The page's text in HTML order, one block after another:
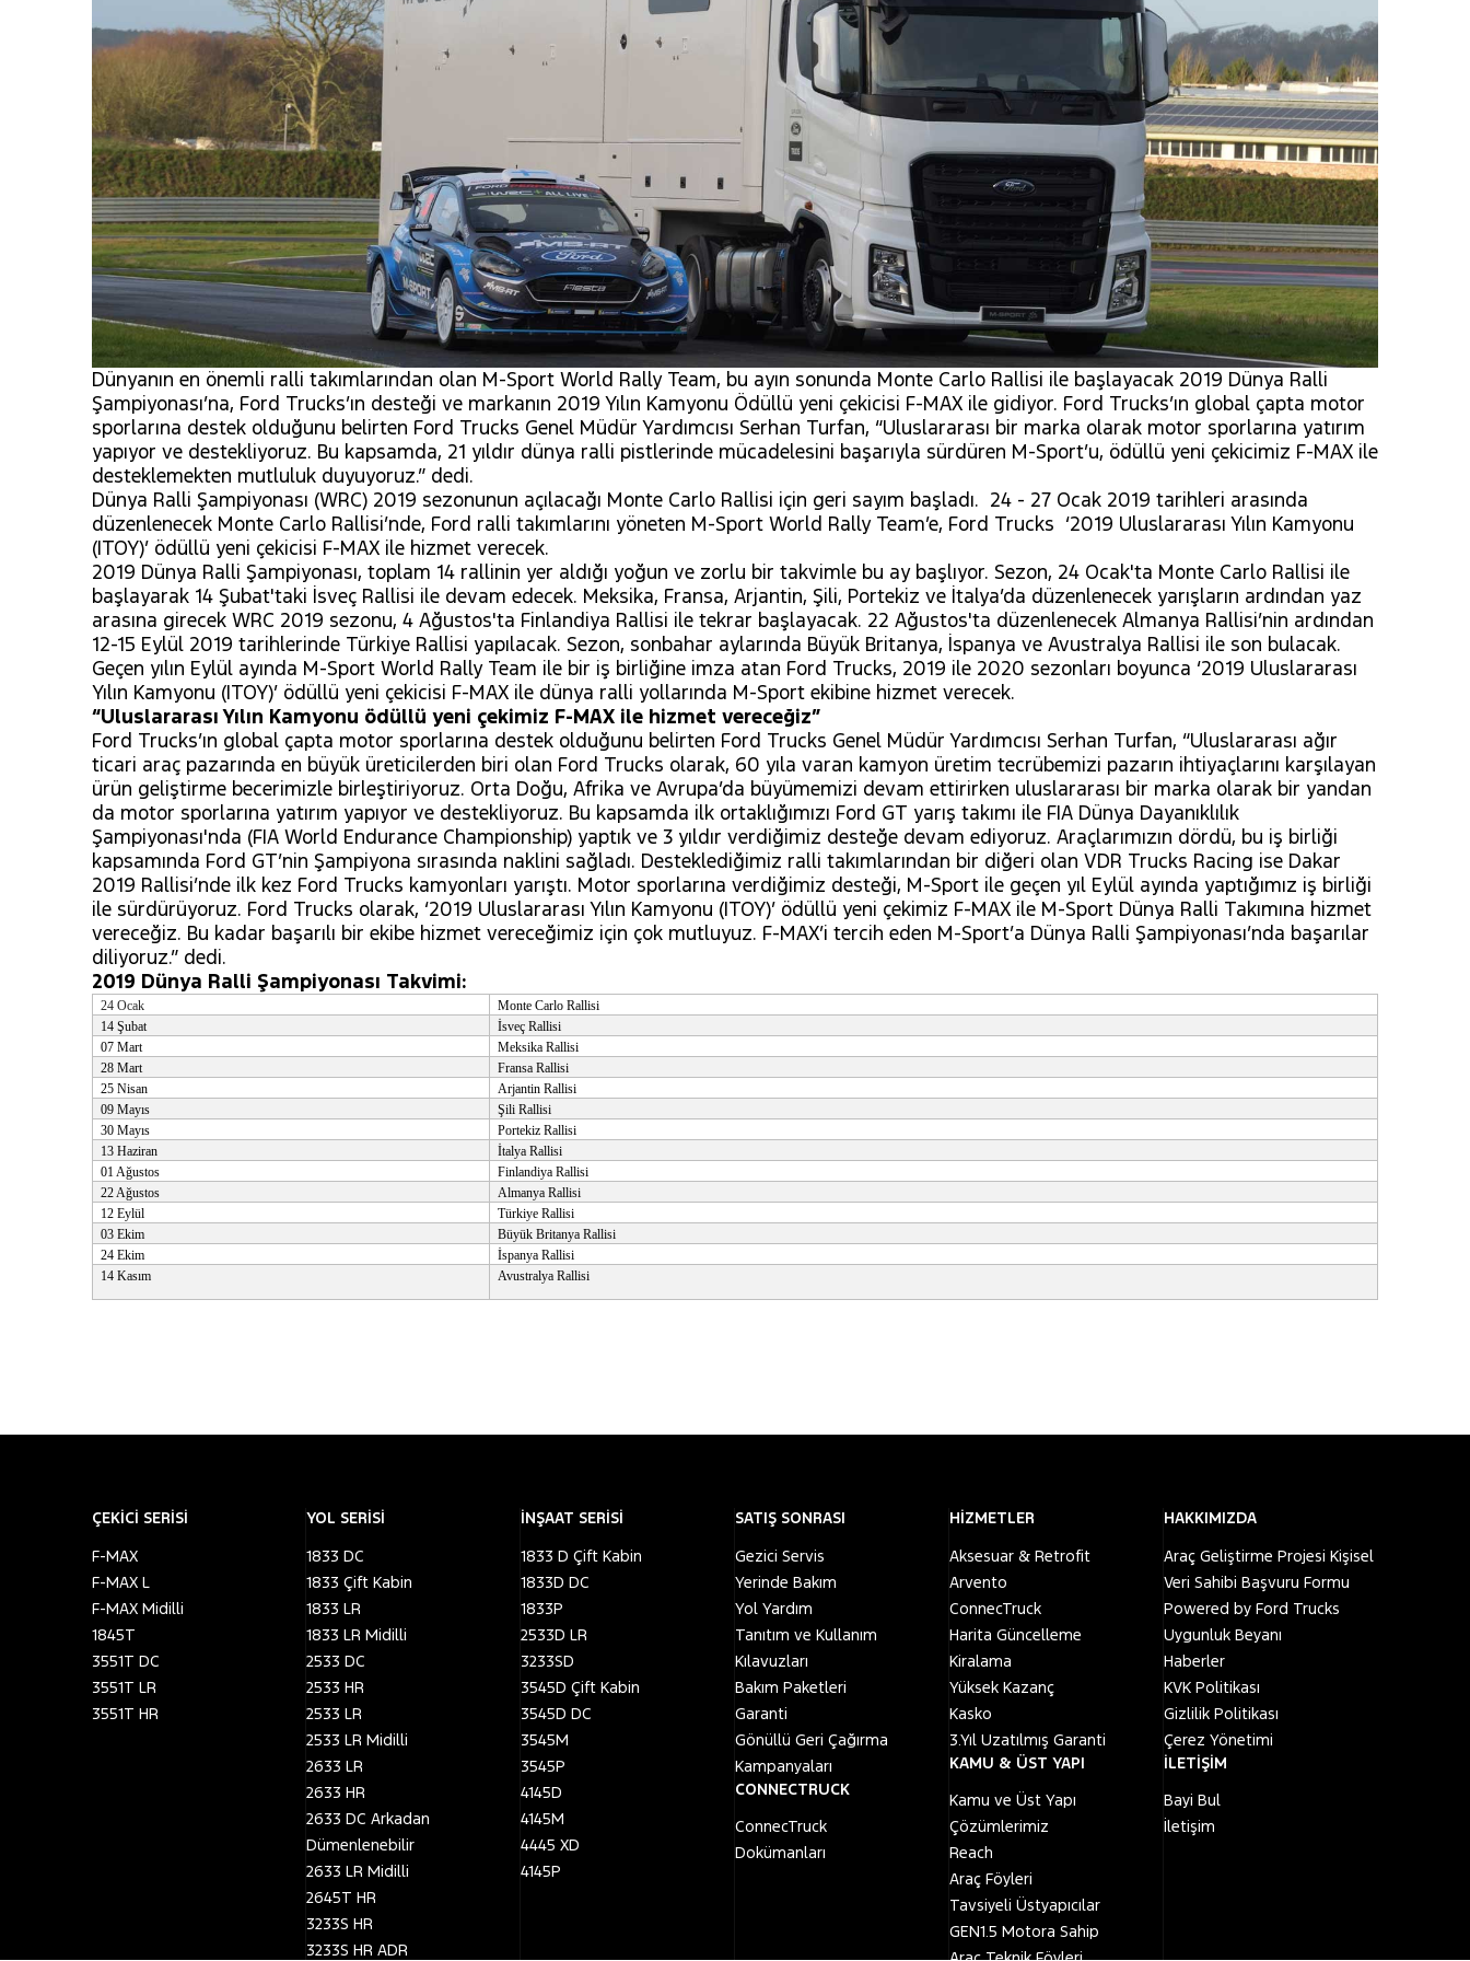
Dünyanın en önemli ralli takımlarından olan M-Sport World Rally Team, bu ayın sonunda Monte Carlo Rallisi ile başlayacak 2019 Dünya Ralli
Şampiyonası’na, Ford Trucks’ın desteği ve markanın 2019 Yılın Kamyonu Ödüllü yeni çekicisi F-MAX ile gidiyor. Ford Trucks’ın global çapta motor
sporlarına destek olduğunu belirten Ford Trucks Genel Müdür Yardımcısı Serhan Turfan, “Uluslararası bir marka olarak motor sporlarına yatırım
yapıyor ve destekliyoruz. Bu kapsamda, 21 yıldır dünya ralli pistlerinde mücadelesini başarıyla sürdüren M-Sport’u, ödüllü yeni çekicimiz F-MAX ile
desteklemekten mutluluk duyuyoruz.” dedi.
Dünya Ralli Şampiyonası (WRC) 2019 sezonunun açılacağı Monte Carlo Rallisi için geri sayım başladı. 24 - 27 Ocak 2019 tarihleri arasında
düzenlenecek Monte Carlo Rallisi’nde, Ford ralli takımlarını yöneten M-Sport World Rally Team’e, Ford Trucks ‘2019 Uluslararası Yılın Kamyonu
(ITOY)’ ödüllü yeni çekicisi F-MAX ile hizmet verecek.
2019 Dünya Ralli Şampiyonası, toplam 14 rallinin yer aldığı yoğun ve zorlu bir takvimle bu ay başlıyor. Sezon, 24 Ocak'ta Monte Carlo Rallisi ile
başlayarak 14 Şubat'taki İsveç Rallisi ile devam edecek. Meksika, Fransa, Arjantin, Şili, Portekiz ve İtalya’da düzenlenecek yarışların ardından yaz
arasına girecek WRC 2019 sezonu, 4 Ağustos'ta Finlandiya Rallisi ile tekrar başlayacak. 22 Ağustos'ta düzenlenecek Almanya Rallisi’nin ardından
12-15 Eylül 2019 tarihlerinde Türkiye Rallisi yapılacak. Sezon, sonbahar aylarında Büyük Britanya, İspanya ve Avustralya Rallisi ile son bulacak.
Geçen yılın Eylül ayında M-Sport World Rally Team ile bir iş birliğine imza atan Ford Trucks, 2019 ile 2020 sezonları boyunca ‘2019 Uluslararası
Yılın Kamyonu (ITOY)’ ödüllü yeni çekicisi F-MAX ile dünya ralli yollarında M-Sport ekibine hizmet verecek.
“Uluslararası Yılın Kamyonu ödüllü yeni çekimiz F-MAX ile hizmet vereceğiz”
Ford Trucks’ın global çapta motor sporlarına destek olduğunu belirten Ford Trucks Genel Müdür Yardımcısı Serhan Turfan, “Uluslararası ağır
ticari araç pazarında en büyük üreticilerden biri olan Ford Trucks olarak, 60 yıla varan kamyon üretim tecrübemizi pazarın ihtiyaçlarını karşılayan
ürün geliştirme becerimizle birleştiriyoruz. Orta Doğu, Afrika ve Avrupa’da büyümemizi devam ettirirken uluslararası bir marka olarak bir yandan
da motor sporlarına yatırım yapıyor ve destekliyoruz. Bu kapsamda ilk ortaklığımızı Ford GT yarış takımı ile FIA Dünya Dayanıklılık
Şampiyonası'nda (FIA World Endurance Championship) yaptık ve 3 yıldır verdiğimiz desteğe devam ediyoruz. Araçlarımızın dördü, bu iş birliği
kapsamında Ford GT’nin Şampiyona sırasında naklini sağladı. Desteklediğimiz ralli takımlarından bir diğeri olan VDR Trucks Racing ise Dakar
2019 Rallisi’nde ilk kez Ford Trucks kamyonları yarıştı. Motor sporlarına verdiğimiz desteği, M-Sport ile geçen yıl Eylül ayında yaptığımız iş birliği
ile sürdürüyoruz. Ford Trucks olarak, ‘2019 Uluslararası Yılın Kamyonu (ITOY)’ ödüllü yeni çekimiz F-MAX ile M-Sport Dünya Ralli Takımına hizmet
vereceğiz. Bu kadar başarılı bir ekibe hizmet vereceğimiz için çok mutluyuz. F-MAX’i tercih eden M-Sport’a Dünya Ralli Şampiyonası’nda başarılar
diliyoruz.” dedi.
2019 Dünya Ralli Şampiyonası Takvimi:
24 Ocak
Monte Carlo Rallisi
14 Şubat
İsveç Rallisi
07 Mart
Meksika Rallisi
28 Mart
Fransa Rallisi
25 Nisan
Arjantin Rallisi
09 Mayıs
Şili Rallisi
30 Mayıs
Portekiz Rallisi
13 Haziran
İtalya Rallisi
01 Ağustos
Finlandiya Rallisi
22 Ağustos
Almanya Rallisi
12 Eylül
Türkiye Rallisi
03 Ekim
Büyük Britanya Rallisi
24 Ekim
İspanya Rallisi
14 Kasım
Avustralya Rallisi
ÇEKİCİ SERİSİ
F-MAX
F-MAX L
F-MAX Midilli
1845T
3551T DC
3551T LR
3551T HR
YOL SERİSİ
1833 DC
1833 Çift Kabin
1833 LR
1833 LR Midilli
2533 DC
2533 HR
2533 LR
2533 LR Midilli
2633 LR
2633 HR
2633 DC Arkadan
Dümenlenebilir
2633 LR Midilli
2645T HR
3233S HR
3233S HR ADR
İNŞAAT SERİSİ
1833 D Çift Kabin
1833D DC
1833P
2533D LR
3233SD
3545D Çift Kabin
3545D DC
3545M
3545P
4145D
4145M
4445 XD
4145P
SATIŞ SONRASI
Gezici Servis
Yerinde Bakım
Yol Yardım
Tanıtım ve Kullanım
Kılavuzları
Bakım Paketleri
Garanti
Gönüllü Geri Çağırma
Kampanyaları
CONNECTRUCK
ConnecTruck
Dokümanları
HİZMETLER
Aksesuar & Retrofit
Arvento
ConnecTruck
Harita Güncelleme
Kiralama
Yüksek Kazanç
Kasko
3.Yıl Uzatılmış Garanti
KAMU & ÜST YAPI
Kamu ve Üst Yapı
Çözümlerimiz
Reach
Araç Föyleri
Tavsiyeli Üstyapıcılar
GEN1.5 Motora Sahip
HAKKIMIZDA
Araç Geliştirme Projesi Kişisel
Veri Sahibi Başvuru Formu
Powered by Ford Trucks
Uygunluk Beyanı
Haberler
KVK Politikası
Gizlilik Politikası
Çerez Yönetimi
İLETİŞİM
Bayi Bul
İletişim